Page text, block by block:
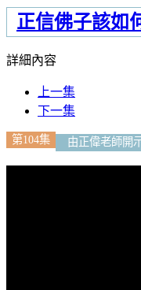
正信佛子該如
詳細內容
上一集
下一集
第104集 由正偉老師開